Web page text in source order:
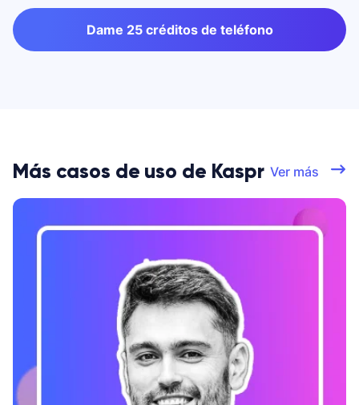
Dame 25 créditos de teléfono
Más casos de uso de Kaspr Ver más